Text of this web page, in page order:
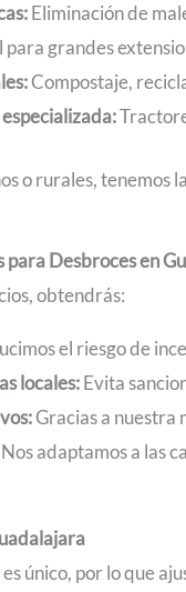
Eliminación de
para grandes
Compostaje,
o rurales, tenemos
Desbroces en
obtendrás:
el riesgo de
locales:Evita
Gracias a nuestra
Nos adaptamos a las
único, por lo que